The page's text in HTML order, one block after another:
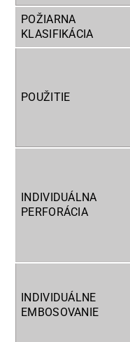
POŽIARNA
POUŽITIE
INDIVIDUÁLNA
PERFORÁCIA
INDIVIDUÁLNE
EMBOSOVANIE